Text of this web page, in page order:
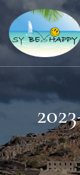
Sailing
ein Traum wird